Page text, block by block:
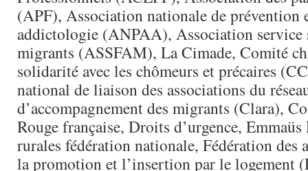
(APF), Association nationale de prévention
addictologie (ANPAA), Association
migrants (ASSFAM), La Cimade, Comité
solidarité avec les chômeurs et précaires
national de liaison des associations du
d’accompagnement des migrants (Clara),
Rouge française, Droits d’urgence,
rurales fédération nationale, Fédération des
la promotion et l’insertion par le logement